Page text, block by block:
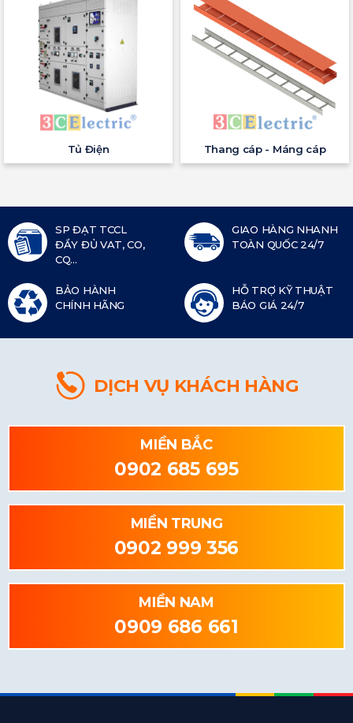
Tủ Điện Thang cáp - Máng cáp
SP ĐẠT TCCL
ĐẦY ĐỦ VAT, CO,
CQ...
GIAO HÀNG NHANH
TOÀN QUỐC 24/7
BẢO HÀNH
CHÍNH HÃNG
HỖ TRỢ KỸ THUẬT
BÁO GIÁ 24/7
DỊCH VỤ KHÁCH HÀNG
MIỀN BẮC
0902 685 695
MIỀN TRUNG
0902 999 356
MIỀN NAM
0909 686 661